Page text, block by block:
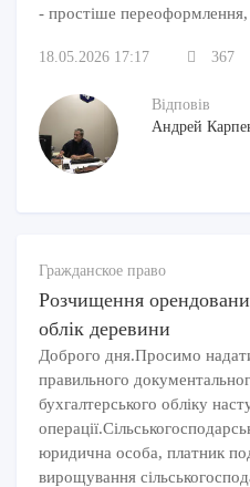
- простіше переоформлення,
18.05.2026 17:17 367
Відповів
Андрей
Гражданское право
Розчищення
облік деревини
Доброго дня.Просимо
правильного
бухгалтерського обліку
юридична особа, платник
вирощування